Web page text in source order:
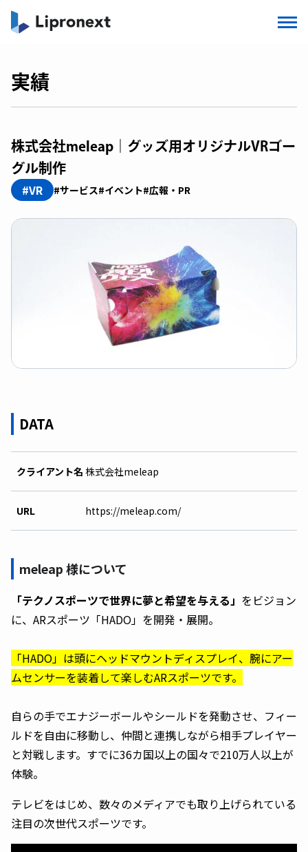
実績
株式会社meleap｜グッズ用オリジナルVRゴー
グル制作
#VR #サービス#イベント#広報・PR
DATA
クライアント名 株式会社meleap
URL https://meleap.com/
meleap 様について
「テクノスポーツで世界に夢と希望を与える」 をビジョン
に、ARスポーツ「HADO」を開発・展開。
「HADO」は頭にヘッドマウントディスプレイ、腕にアー
ムセンサーを装着して楽しむARスポーツです。
自らの手でエナジーボールやシールドを発動させ、フィー
ルドを自由に移動し、仲間と連携しながら相手プレイヤー
と対戦します。すでに36カ国以上の国々で210万人以上が
体験。
テレビをはじめ、数々のメディアでも取り上げられている
注目の次世代スポーツです。